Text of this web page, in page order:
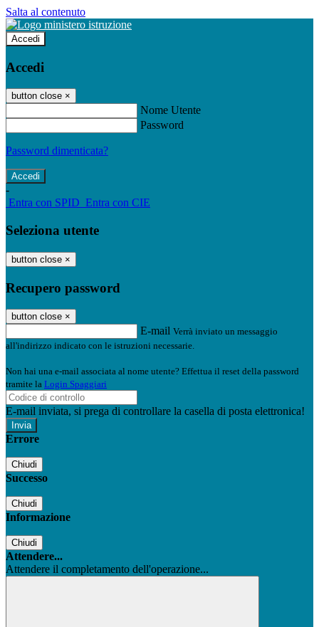
Salta al contenuto
Accedi
Accedi
button close ×
Nome Utente
Password
Password dimenticata?
-
Entra con SPID Entra con CIE
Seleziona utente
button close ×
Recupero password
button close ×
E-mail Verrà inviato un messaggio
all'indirizzo indicato con le istruzioni necessarie.
Non hai una e-mail associata al nome utente? Effettua il reset della password
tramite la Login Spaggiari
E-mail inviata, si prega di controllare la casella di posta elettronica!
Errore
Chiudi
Successo
Chiudi
Informazione
Chiudi
Attendere...
Attendere il completamento dell'operazione...